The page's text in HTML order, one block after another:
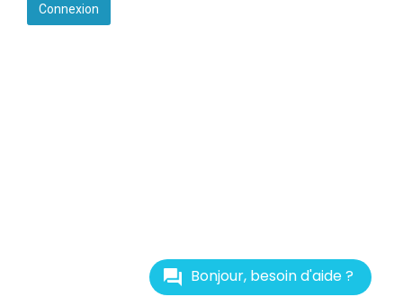
Bonjour, besoin d'aide ?
Connexion